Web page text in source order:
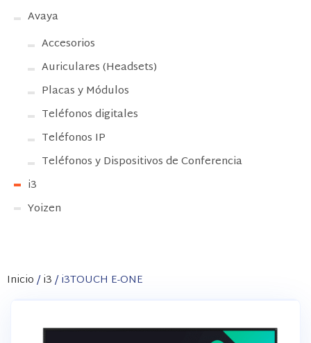
Avaya
Accesorios
Auriculares (Headsets)
Placas y Módulos
Teléfonos digitales
Teléfonos IP
Teléfonos y Dispositivos de Conferencia
i3
Yoizen
Inicio/i3/ i3TOUCH E-ONE